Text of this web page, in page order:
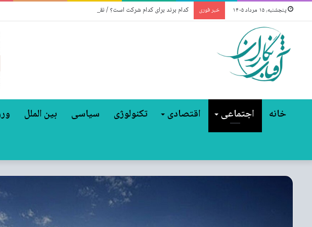
پنجشنبه, ۱۵ مرداد ۱۴۰۵ خبر فوری کدام برند برای کدام شرکت است؟ / نقشه کامل مالکیت غول‌های خودروسازی جهان
خانه اجتماعی اقتصادی تکنولوژی سیاسی بین الملل